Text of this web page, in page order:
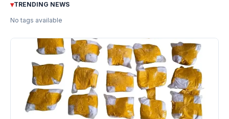
▾TRENDING NEWS
No tags available